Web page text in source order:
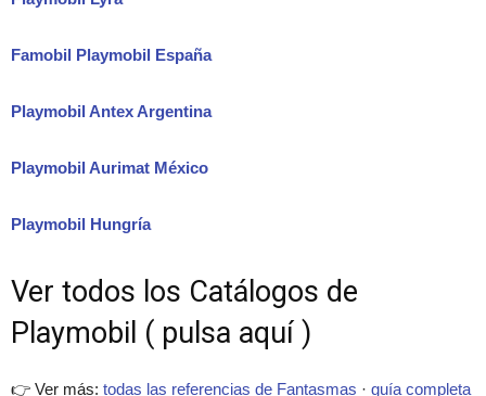
Famobil Playmobil España
Playmobil Antex Argentina
Playmobil Aurimat México
Playmobil Hungría
Ver todos los Catálogos de
Playmobil ( pulsa aquí )
👉 Ver más: todas las referencias de Fantasmas · guía completa